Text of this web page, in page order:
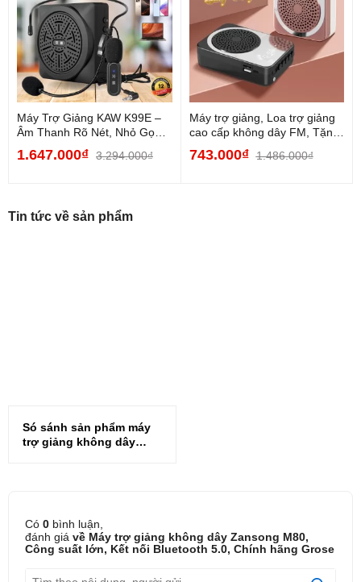
- Loa trợ giảng Zansong M80 bao gồm một bộ với những phụ
kiện đi kèm như: 1 máy trợ giảng, mic cài đầu không dây, 1
dây đeo, 1 dây AV và một adapter 9V để sạc pin cho máy.
Được đổi miễn phí nếu hàng không đúng , Sản phẩm lỗi do
nhà sản .
Máy Trợ Giảng KAW K99E –
Âm Thanh Rõ Nét, Nhỏ Gọn,
Tiện Lợi Cho...
1.647.000₫ 3.294.000₫
Máy trợ giảng, Loa trợ giảng
cao cấp không dây FM, Tặng
kèm 2 Mic,...
743.000₫ 1.486.000₫
Tin tức về sản phẩm
Só sánh sản phẩm máy
trợ giảng không dây
Có 0 bình luận,
đánh giá về Máy trợ giảng không dây Zansong M80,
Công suất lớn, Kết nối Bluetooth 5.0, Chính hãng Grose